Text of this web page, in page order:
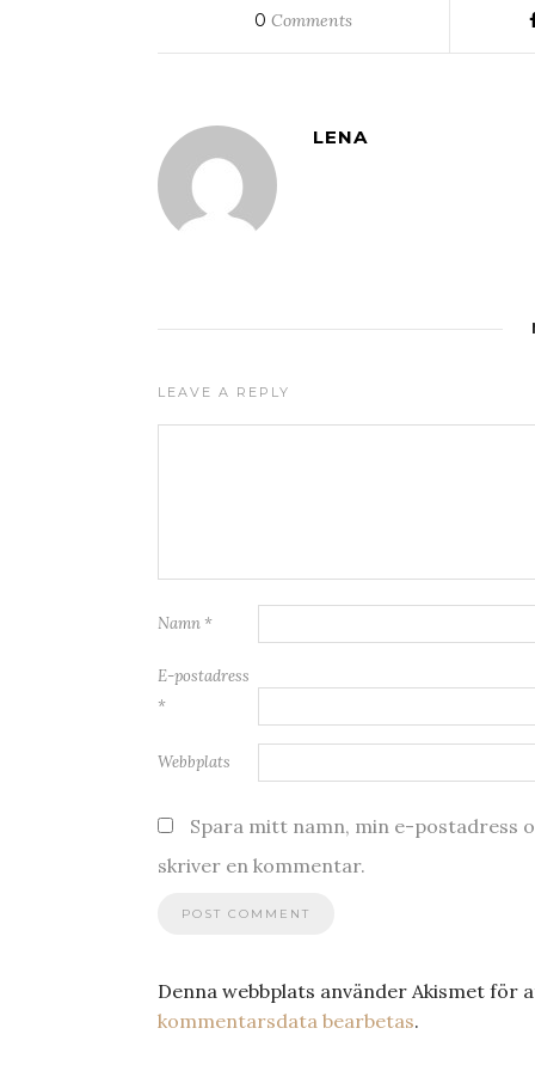
0 Comments
LENA
LEAVE A REPLY
Namn *
E-postadress
*
Webbplats
Spara mitt namn, min e-postadress
skriver en kommentar.
Denna webbplats använder Akismet för
kommentarsdata bearbetas.